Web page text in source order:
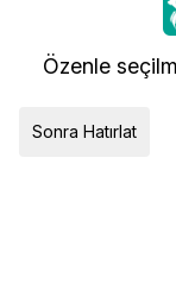
Nasıl Sipariş
Kargo ve Teslimat
Daha iyi bir
kullanıyoruz.
Özenle
Sonra Hatırlat